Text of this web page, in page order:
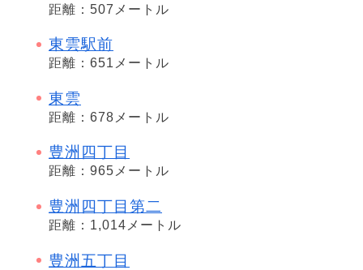
距離：507メートル
東雲駅前
距離：651メートル
東雲
距離：678メートル
豊洲四丁目
距離：965メートル
豊洲四丁目第二
距離：1,014メートル
豊洲五丁目